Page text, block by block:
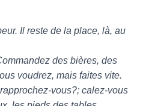
Il reste de la place, là, au
des bières, des
voudrez, mais faites vite.
vous?; calez-vous